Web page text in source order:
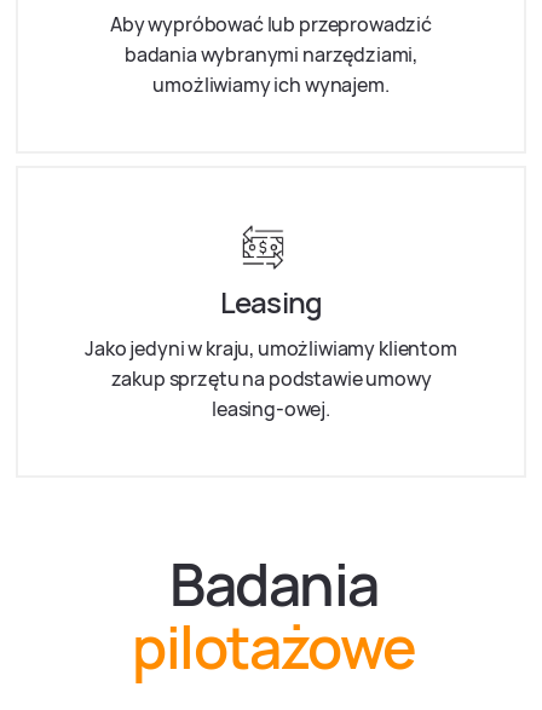
Aby wypróbować lub przeprowadzić
badania wybranymi narzędziami,
umożliwiamy ich wynajem.
Leasing
Jako jedyni w kraju, umożliwiamy klientom
zakup sprzętu na podstawie umowy
leasing-owej.
Badania
pilotażowe